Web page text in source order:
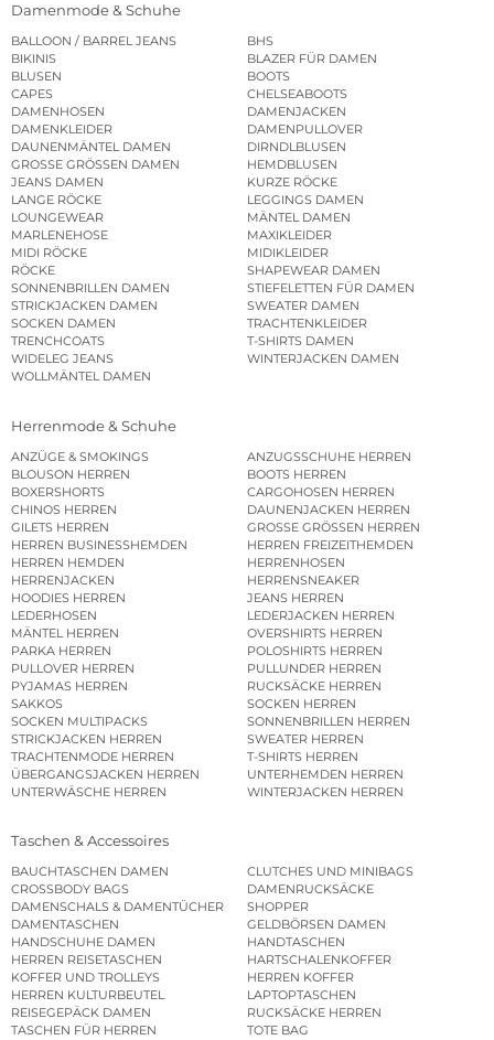
Damenmode & Schuhe
BALLOON / BARREL JEANS
BHS
BIKINIS
BLAZER FÜR DAMEN
BLUSEN
BOOTS
CAPES
CHELSEABOOTS
DAMENHOSEN
DAMENJACKEN
DAMENKLEIDER
DAMENPULLOVER
DAUNENMÄNTEL DAMEN
DIRNDLBLUSEN
GROSSE GRÖSSEN DAMEN
HEMDBLUSEN
JEANS DAMEN
KURZE RÖCKE
LANGE RÖCKE
LEGGINGS DAMEN
LOUNGEWEAR
MÄNTEL DAMEN
MARLENEHOSE
MAXIKLEIDER
MIDI RÖCKE
MIDIKLEIDER
RÖCKE
SHAPEWEAR DAMEN
SONNENBRILLEN DAMEN
STIEFELETTEN FÜR DAMEN
STRICKJACKEN DAMEN
SWEATER DAMEN
SOCKEN DAMEN
TRACHTENKLEIDER
TRENCHCOATS
T-SHIRTS DAMEN
WIDELEG JEANS
WINTERJACKEN DAMEN
WOLLMÄNTEL DAMEN
Herrenmode & Schuhe
ANZÜGE & SMOKINGS
ANZUGSSCHUHE HERREN
BLOUSON HERREN
BOOTS HERREN
BOXERSHORTS
CARGOHOSEN HERREN
CHINOS HERREN
DAUNENJACKEN HERREN
GILETS HERREN
GROSSE GRÖSSEN HERREN
HERREN BUSINESSHEMDEN
HERREN FREIZEITHEMDEN
HERREN HEMDEN
HERRENHOSEN
HERRENJACKEN
HERRENSNEAKER
HOODIES HERREN
JEANS HERREN
LEDERHOSEN
LEDERJACKEN HERREN
MÄNTEL HERREN
OVERSHIRTS HERREN
PARKA HERREN
POLOSHIRTS HERREN
PULLOVER HERREN
PULLUNDER HERREN
PYJAMAS HERREN
RUCKSÄCKE HERREN
SAKKOS
SOCKEN HERREN
SOCKEN MULTIPACKS
SONNENBRILLEN HERREN
STRICKJACKEN HERREN
SWEATER HERREN
TRACHTENMODE HERREN
T-SHIRTS HERREN
ÜBERGANGSJACKEN HERREN
UNTERHEMDEN HERREN
UNTERWÄSCHE HERREN
WINTERJACKEN HERREN
Taschen & Accessoires
BAUCHTASCHEN DAMEN
CLUTCHES UND MINIBAGS
CROSSBODY BAGS
DAMENRUCKSÄCKE
DAMENSCHALS & DAMENTÜCHER
SHOPPER
DAMENTASCHEN
GELDBÖRSEN DAMEN
HANDSCHUHE DAMEN
HANDTASCHEN
HERREN REISETASCHEN
HARTSCHALENKOFFER
KOFFER UND TROLLEYS
HERREN KOFFER
HERREN KULTURBEUTEL
LAPTOPTASCHEN
REISEGEPÄCK DAMEN
RUCKSÄCKE HERREN
TASCHEN FÜR HERREN
TOTE BAG